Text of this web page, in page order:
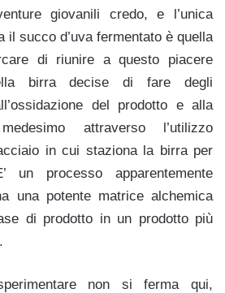
giovanili credo, e l’unica
il succo d’uva fermentato è quella
di riunire a questo piacere
birra decise di fare degli
del prodotto e alla
attraverso l’utilizzo
in cui staziona la birra per
processo apparentemente
una potente matrice alchemica
di prodotto in un prodotto più
non si ferma qui,